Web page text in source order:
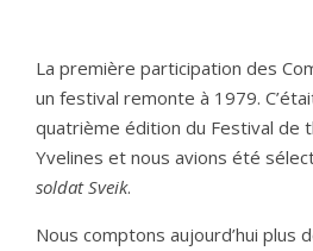
La première participation des
un festival remonte à 1979.
quatrième édition du Festival de
Yvelines et nous avions été
soldat Sveik.
Nous comptons aujourd’hui plus